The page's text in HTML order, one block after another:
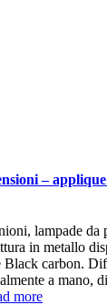
–
lampade da
in metallo
carbon.
a mano,
more